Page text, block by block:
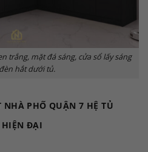
trắng, mặt đá sáng, cửa sổ lấy sáng
hắt dưới tủ.
NHÀ PHỐ QUẬN 7 HỆ TỦ
HIỆN ĐẠI